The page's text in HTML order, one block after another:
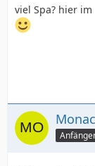
viel Spa? hier